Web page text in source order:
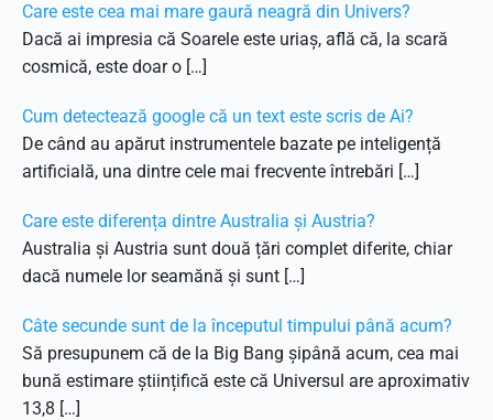
Care este cea mai mare gaură neagră din Univers?
Dacă ai impresia că Soarele este uriaș, află că, la scară
cosmică, este doar o […]
Cum detectează google că un text este scris de Ai?
De când au apărut instrumentele bazate pe inteligență
artificială, una dintre cele mai frecvente întrebări […]
Care este diferența dintre Australia și Austria?
Australia și Austria sunt două țări complet diferite, chiar
dacă numele lor seamănă și sunt […]
Câte secunde sunt de la începutul timpului până acum?
Să presupunem că de la Big Bang șipână acum, cea mai
bună estimare științifică este că Universul are aproximativ
13,8 […]